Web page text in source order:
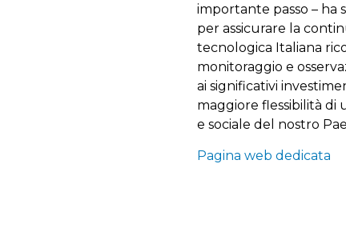
importante passo – ha
per assicurare la
tecnologica Italiana
monitoraggio e
ai significativi
maggiore flessibilità di
e sociale del nostro
Pagina web dedicata